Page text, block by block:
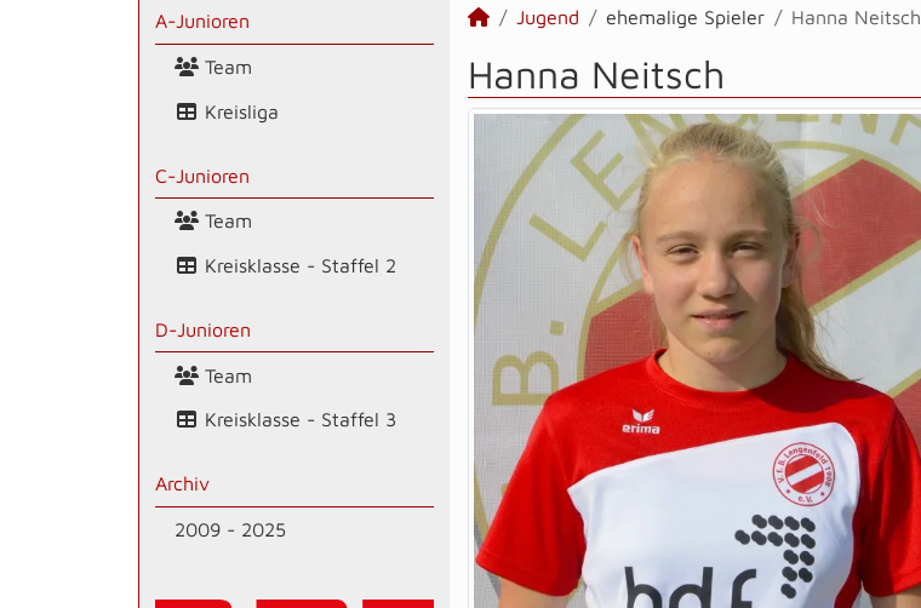
A-Junioren
Team
Kreisliga
C-Junioren
Team
Kreisklasse - Staffel 2
D-Junioren
Team
Kreisklasse - Staffel 3
Archiv
2009 - 2025
Jugend ehemalige Spieler Hanna Neitsch
Hanna Neitsch